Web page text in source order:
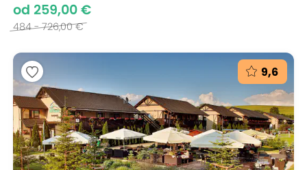
od 259,00 €
484 - 726,00 €
9,6